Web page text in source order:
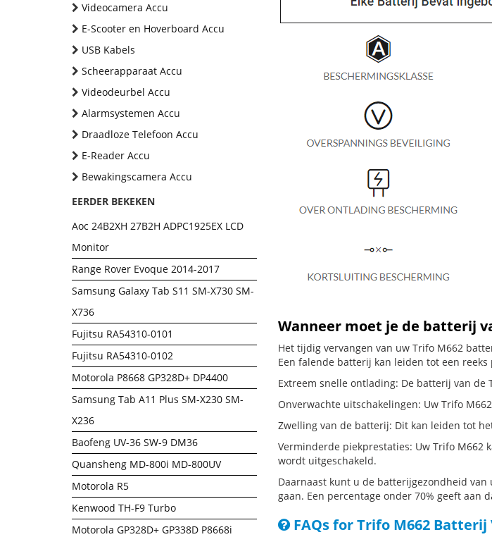
Videocamera Accu
E-Scooter en Hoverboard Accu
USB Kabels
Scheerapparaat Accu
Videodeurbel Accu
Alarmsystemen Accu
Draadloze Telefoon Accu
E-Reader Accu
Bewakingscamera Accu
EERDER BEKEKEN
Aoc 24B2XH 27B2H ADPC1925EX LCD
Monitor
Range Rover Evoque 2014-2017
Samsung Galaxy Tab S11 SM-X730 SM-
X736
Fujitsu RA54310-0101
Fujitsu RA54310-0102
Motorola P8668 GP328D+ DP4400
Samsung Tab A11 Plus SM-X230 SM-
X236
Baofeng UV-36 SW-9 DM36
Quansheng MD-800i MD-800UV
Motorola R5
Kenwood TH-F9 Turbo
Motorola GP328D+ GP338D P8668i
Wanneer moet je de batterij
Het tijdig vervangen van uw Trifo M662
Een falende batterij kan leiden tot een reeks
Extreem snelle ontlading: De batterij van
Onverwachte uitschakelingen: Uw Trifo
Zwelling van de batterij: Dit kan leiden tot
Verminderde piekprestaties: Uw Trifo M662
wordt uitgeschakeld.
Daarnaast kunt u de batterijgezondheid
gaan. Een percentage onder 70% geeft aan
FAQs for Trifo M662 Batterij